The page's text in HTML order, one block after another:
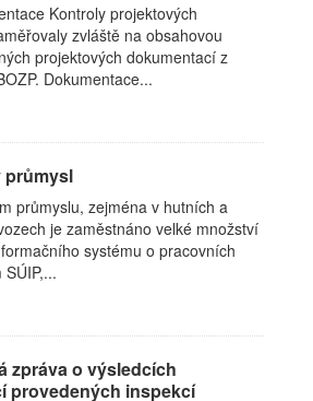
Kontroly projektových
zvláště na obsahovou
projektových dokumentací z
Dokumentace...
průmysl
průmyslu, zejména v hutních a
je zaměstnáno velké množství
systému o pracovních
zpráva o výsledcích
provedených inspekcí